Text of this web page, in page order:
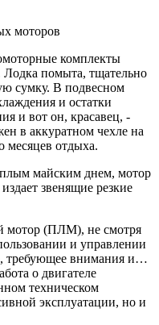
комплекты
Лодка помыта, тщательно
сумку. В подвесном
и остатки
и вот он, красавец, -
в аккуратном чехле на
месяцев отдыха.
майским днем, мотор
звенящие резкие
мотор (ПЛМ), не смотря
и управлении
требующее внимания и…
о двигателе
техническом
эксплуатации, но и